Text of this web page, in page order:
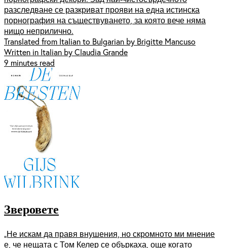
разследване се разкриват прояви на една истинска
порнография на съществуването, за която вече няма
нищо неприлично.
Translated from Italian to Bulgarian by Brigitte Mancuso
Written in Italian by Claudia Grande
9 minutes read
Зверовете
„Не искам да правя внушения, но скромното ми мнение
е, че нещата с Том Келер се объркаха, още когато